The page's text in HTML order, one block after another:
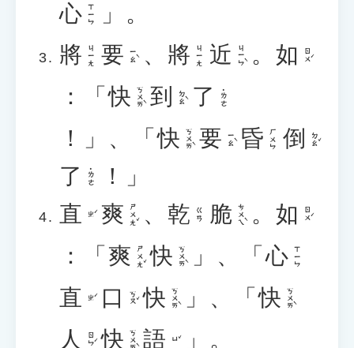
心 ㄒㄧㄣ
」。
將 ㄐㄧㄤ 要 ㄧㄠˋ 、 將 ㄐㄧㄤ 近 ㄐㄧㄣˋ 。 如 ㄖㄨˊ
：「快 ㄎㄨㄞˋ 到 ㄉㄠˋ 了 ˙ㄌㄜ
！」、「快 ㄎㄨㄞˋ 要 ㄧㄠˋ 昏 ㄏㄨㄣ 倒 ㄉㄠˇ
了 ˙ㄌㄜ
！」
直
ㄓˊ 爽 ㄕㄨㄤˇ 、 乾 ㄍㄢ 脆 ㄘㄨㄟˋ 。 如 ㄖㄨˊ
：「 爽 ㄕㄨㄤˇ 快 ㄎㄨㄞˋ 」、「心 ㄒㄧㄣ
直 ㄓˊ 口 ㄎㄡˇ 快 ㄎㄨㄞˋ 」、「快 ㄎㄨㄞˋ
人 ㄖㄣˊ 快 ㄎㄨㄞˋ 語 ㄩˇ
」。